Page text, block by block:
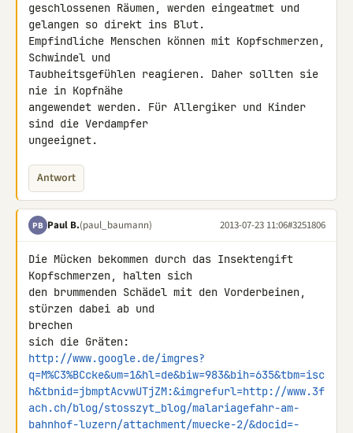
geschlossenen Räumen, werden eingeatmet und
gelangen so direkt ins Blut.
Empfindliche Menschen können mit Kopfschmerzen,
Schwindel und
Taubheitsgefühlen reagieren. Daher sollten sie
nie in Kopfnähe
angewendet werden. Für Allergiker und Kinder
sind die Verdampfer
ungeeignet.
Antwort
PB Paul B.(paul_baumann) 2013-07-23 11:06#3251806
Die Mücken bekommen durch das Insektengift
Kopfschmerzen, halten sich
den brummenden Schädel mit den Vorderbeinen,
stürzen dabei ab und
brechen
http://www.google.de/imgres?
q=M%C3%BCcke&um=1&hl=de&biw=983&bih=635&tbm=isc
h&tbnid=jbmptAcvwUTjZM:&imgrefurl=http://www.3f
ach.ch/blog/stosszyt_blog/malariagefahr-am-
bahnhof-luzern/attachment/muecke-2/&docid=-